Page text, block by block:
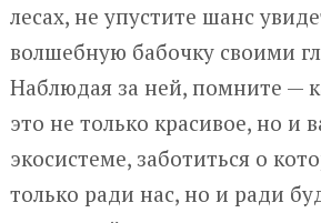
лесах, не упустите шанс
волшебную бабочку своими
Наблюдая за ней, помните —
это не только красивое, но и
экосистеме, заботиться о
только ради нас, но и ради